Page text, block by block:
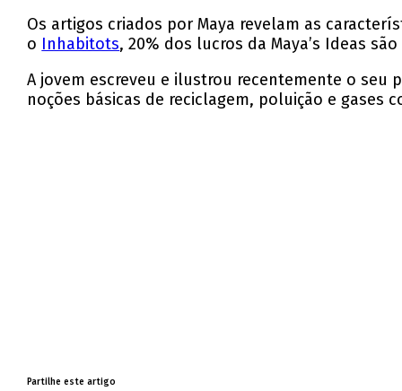
Os artigos criados por Maya revelam as
o Inhabitots, 20% dos lucros da Maya’s Ideas
A jovem escreveu e ilustrou recentemente o seu
noções básicas de reciclagem, poluição e gases
Partilhe este artigo